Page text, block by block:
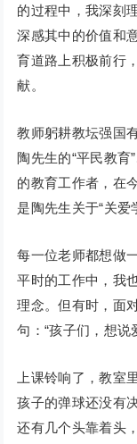
的过程中，我深刻
深感其中的价值和
育道路上积极前行
献。
教师躬耕教坛强国
陶先生的“平民教育
的教育工作者，在
是陶先生关于“关爱
每一位老师都想做
平时的工作中，我
理念。但有时，面
句：“孩子们，想说
上课铃响了，教室
孩子的弹球还没有
还有几个头靠着头